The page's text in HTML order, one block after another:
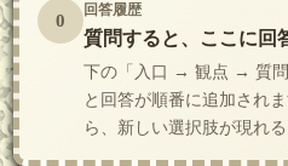
0 回答履歴
質問すると、ここに回
下の「入口 → 観点 → 質問
と回答が順番に追加され
ら、新しい選択肢が現れ